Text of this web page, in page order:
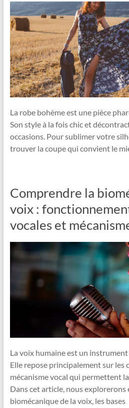
La robe bohème est une pièce
Son style à la fois chic et
occasions. Pour sublimer votre
trouver la coupe qui convient le
Comprendre la
voix :
vocales et
La voix humaine est un
Elle repose principalement sur les
mécanisme vocal qui permettent
Dans cet article, nous
biomécanique de la voix, les bases